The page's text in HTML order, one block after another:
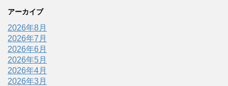
アーカイブ
2026年8月
2026年7月
2026年6月
2026年5月
2026年4月
2026年3月